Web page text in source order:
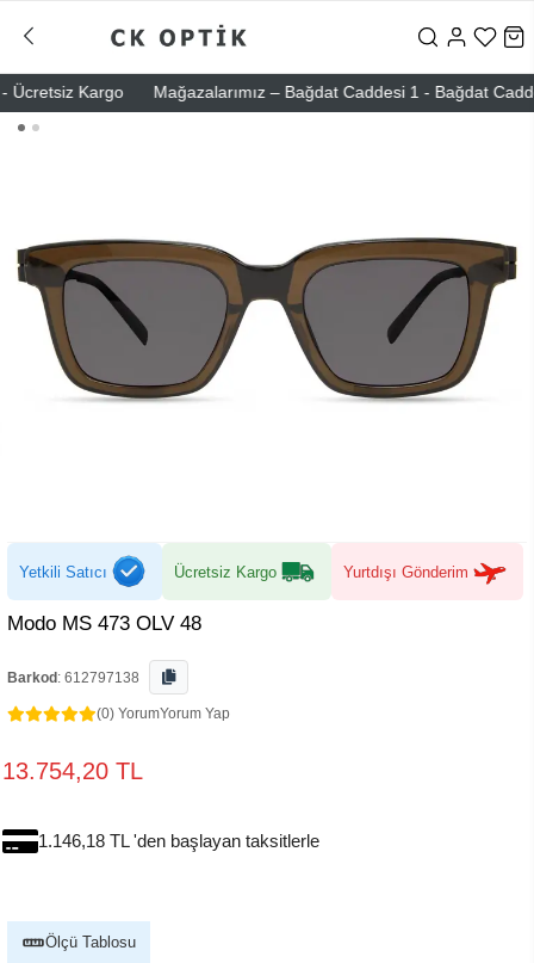
Kargo Mağazalarımız – Bağdat Caddesi 1 - Bağdat
Yetkili Satıcı Ücretsiz Kargo Yurtdışı Gönderim
Modo MS 473 OLV 48
Barkod : 612797138
(0) YorumYorum Yap
13.754,20 TL
1.146,18 TL 'den başlayan taksitlerle
Ölçü Tablosu